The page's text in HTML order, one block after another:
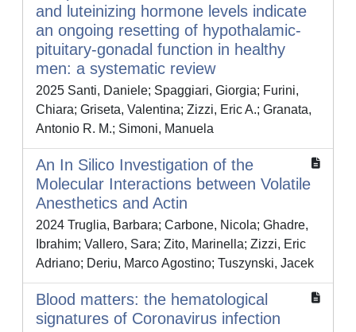
and luteinizing hormone levels indicate
an ongoing resetting of hypothalamic-
pituitary-gonadal function in healthy
men: a systematic review
2025 Santi, Daniele; Spaggiari, Giorgia; Furini,
Chiara; Griseta, Valentina; Zizzi, Eric A.; Granata,
Antonio R. M.; Simoni, Manuela
An In Silico Investigation of the
Molecular Interactions between Volatile
Anesthetics and Actin
2024 Truglia, Barbara; Carbone, Nicola; Ghadre,
Ibrahim; Vallero, Sara; Zito, Marinella; Zizzi, Eric
Adriano; Deriu, Marco Agostino; Tuszynski, Jacek
Blood matters: the hematological
signatures of Coronavirus infection